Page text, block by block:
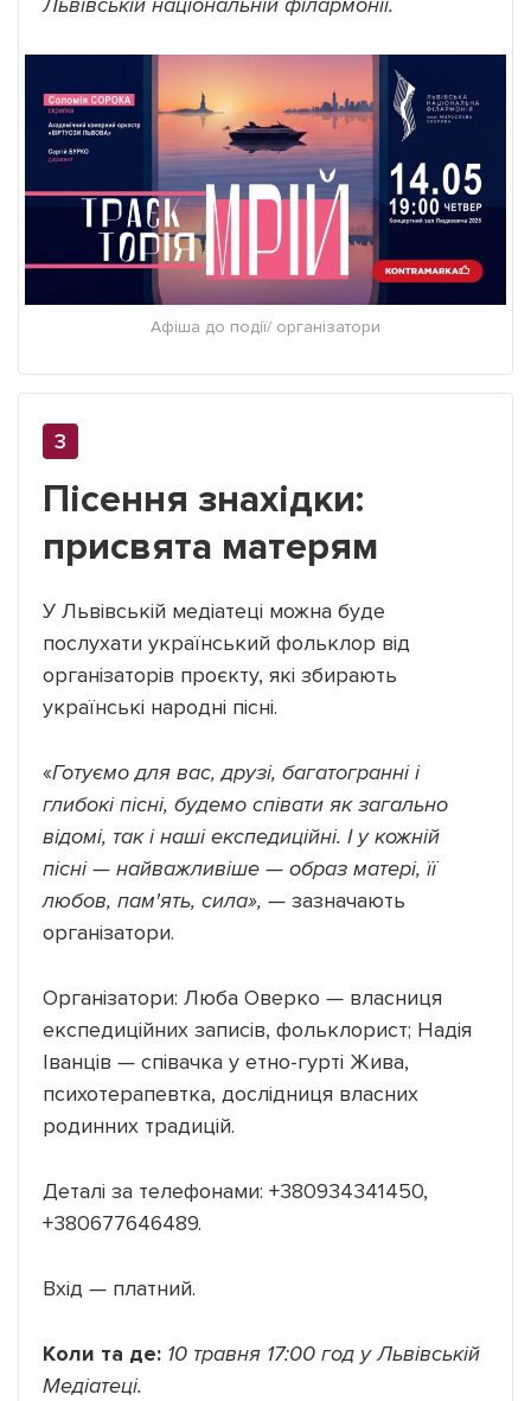
Афіша до події/ організатори
Пісення знахідки:
присвята матерям
У Львівській медіатеці можна буде
послухати український фольклор від
організаторів проєкту, які збирають
українські народні пісні.
«Готуємо для вас, друзі, багатогранні і
глибокі пісні, будемо співати як загально
відомі, так і наші експедиційні. І у кожній
пісні — найважливіше — образ матері, її
любов, пам'ять, сила», — зазначають
організатори.
Організатори: Люба Оверко — власниця
експедиційних записів, фольклорист; Надія
Іванців — співачка у етно-гурті Жива,
психотерапевтка, дослідниця власних
родинних традицій.
Деталі за телефонами: +380934341450,
+380677646489.
Вхід — платний.
Коли та де: 10 травня 17:00 год у Львівській
Медіатеці.